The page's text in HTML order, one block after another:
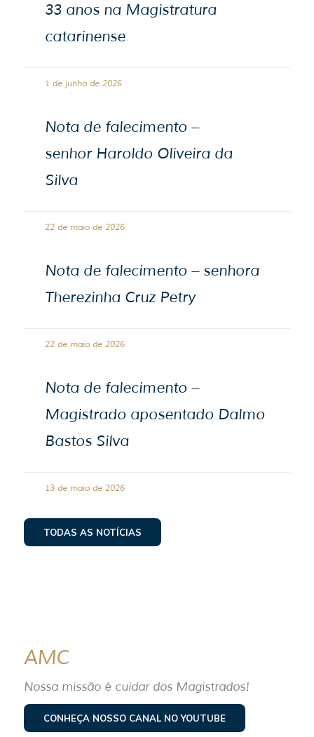
33 anos na Magistratura
catarinense
1 de junho de 2026
Nota de falecimento –
senhor Haroldo Oliveira da
Silva
22 de maio de 2026
Nota de falecimento – senhora
Therezinha Cruz Petry
22 de maio de 2026
Nota de falecimento –
Magistrado aposentado Dalmo
Bastos Silva
13 de maio de 2026
TODAS AS NOTÍCIAS
AMC
Nossa missão é cuidar dos Magistrados!
CONHEÇA NOSSO CANAL NO YOUTUBE